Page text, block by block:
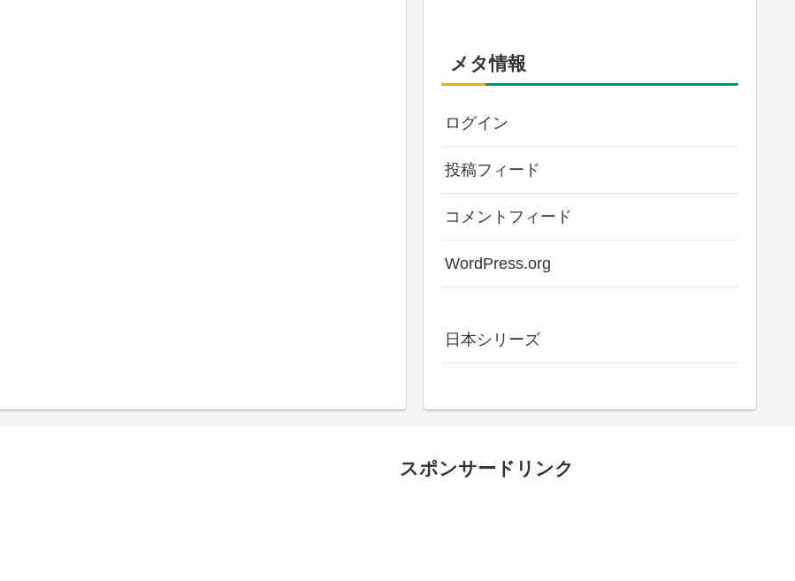
メタ情報
ログイン
投稿フィード
コメントフィード
WordPress.org
日本シリーズ
スポンサードリンク